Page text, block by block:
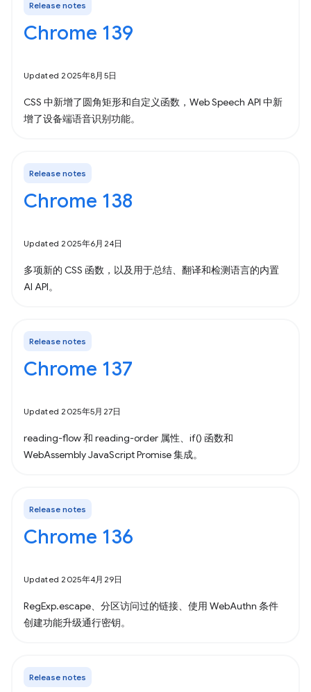
Release notes
Chrome 139
Updated 2025年8月5日
CSS 中新增了圆角矩形和自定义函数，Web Speech API 中新
增了设备端语音识别功能。
Release notes
Chrome 138
Updated 2025年6月24日
多项新的 CSS 函数，以及用于总结、翻译和检测语言的内置
AI API。
Release notes
Chrome 137
Updated 2025年5月27日
reading-flow 和 reading-order 属性、if() 函数和
WebAssembly JavaScript Promise 集成。
Release notes
Chrome 136
Updated 2025年4月29日
RegExp.escape、分区访问过的链接、使用 WebAuthn 条件
创建功能升级通行密钥。
Release notes